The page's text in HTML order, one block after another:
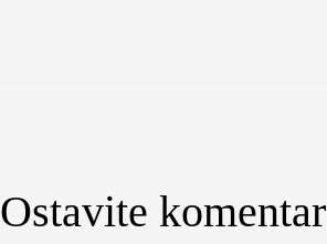
Ostavite komentar